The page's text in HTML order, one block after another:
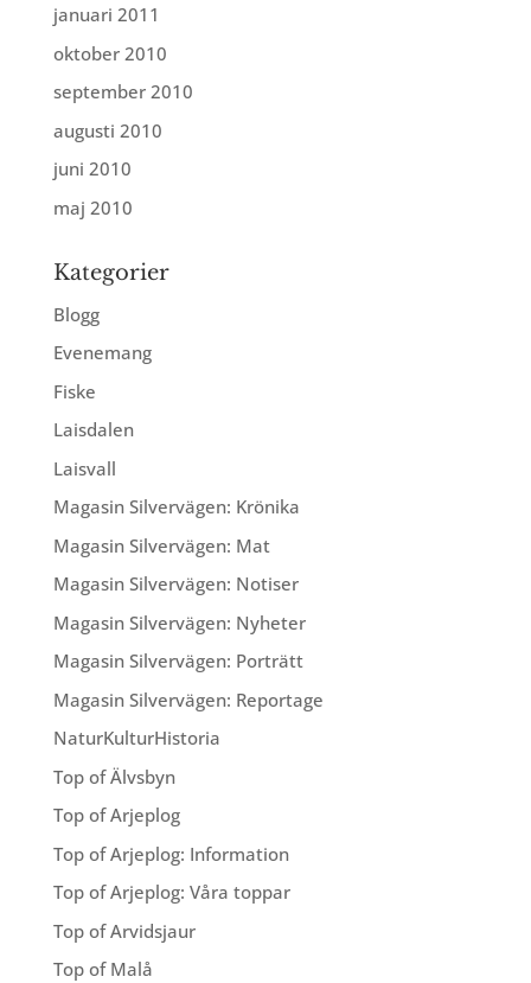
januari 2011
oktober 2010
september 2010
augusti 2010
juni 2010
maj 2010
Kategorier
Blogg
Evenemang
Fiske
Laisdalen
Laisvall
Magasin Silvervägen: Krönika
Magasin Silvervägen: Mat
Magasin Silvervägen: Notiser
Magasin Silvervägen: Nyheter
Magasin Silvervägen: Porträtt
Magasin Silvervägen: Reportage
NaturKulturHistoria
Top of Älvsbyn
Top of Arjeplog
Top of Arjeplog: Information
Top of Arjeplog: Våra toppar
Top of Arvidsjaur
Top of Malå